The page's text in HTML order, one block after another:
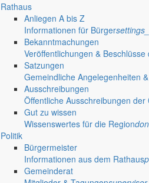
Rathaus
Anliegen A bis Z
Informationen für Bürger
Bekanntmachungen
Veröffentlichungen &
Satzungen
Gemeindliche Angelegenheiten
Ausschreibungen
Öffentliche Ausschreibungen
Gut zu wissen
Wissenswertes für die Region
Politik
Bürgermeister
Informationen aus dem Rathaus
Gemeinderat